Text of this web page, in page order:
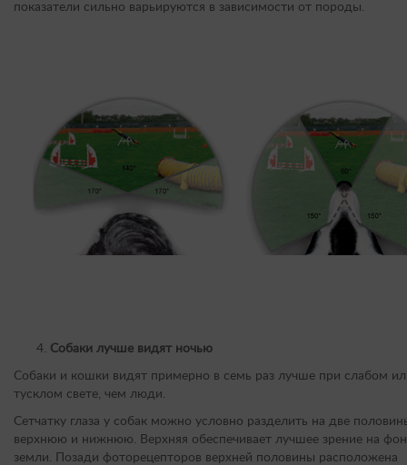
показатели сильно варьируются в зависимости от породы.
Собаки лучше видят ночью
Собаки и кошки видят примерно в семь раз лучше при слабом
тусклом свете, чем люди.
Сетчатку глаза у собак можно условно разделить на две
верхнюю и нижнюю. Верхняя обеспечивает лучшее зрение на
земли. Позади фоторецепторов верхней половины расположена